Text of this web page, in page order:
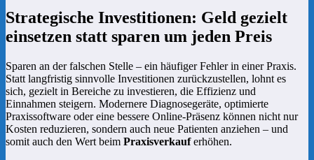
Strategische Investitionen: Geld gezielt
einsetzen statt sparen um jeden Preis
Sparen an der falschen Stelle – ein häufiger Fehler in einer Praxis.
Statt langfristig sinnvolle Investitionen zurückzustellen, lohnt es
sich, gezielt in Bereiche zu investieren, die Effizienz und
Einnahmen steigern. Modernere Diagnosegeräte, optimierte
Praxissoftware oder eine bessere Online-Präsenz können nicht nur
Kosten reduzieren, sondern auch neue Patienten anziehen – und
somit auch den Wert beim Praxisverkauferhöhen.